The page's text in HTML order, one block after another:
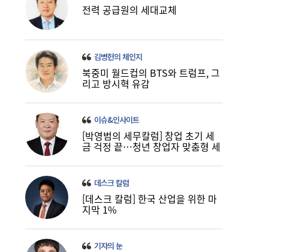
10:26
10:21
‘흥국·한화·한투’ 3파전...KDB생명 매각,
5000억 간극 좁힐까
전력 공급원의 세대교체
김병헌의 체인지
북중미 월드컵의 BTS와 트럼프, 그
리고 방시혁 유감
이슈&인사이트
[박영범의 세무칼럼] 창업 초기 세
금 걱정 끝…청년 창업자 맞춤형 세
데스크 칼럼
[데스크 칼럼] 한국 산업을 위한 마
지막 1%
기자의 눈